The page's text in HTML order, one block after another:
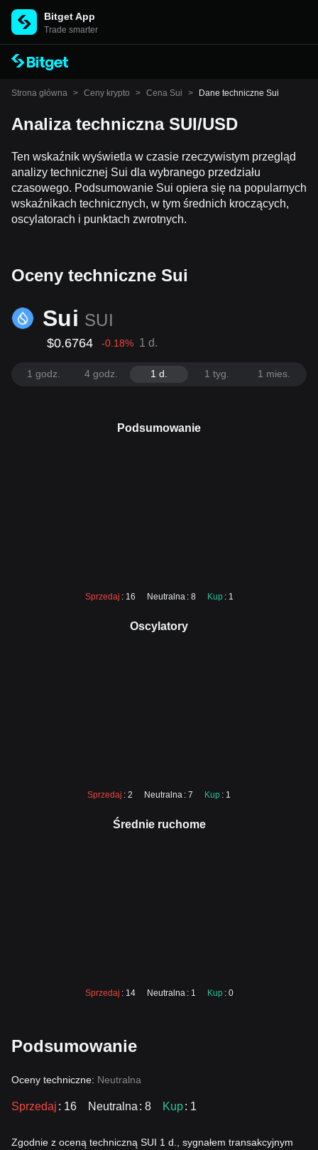
Bitget App
Trade smarter
Strona główna > Ceny krypto > Cena Sui > Dane techniczne Sui
Analiza techniczna SUI/USD
Ten wskaźnik wyświetla w czasie rzeczywistym przegląd
analizy technicznej Sui dla wybranego przedziału
czasowego. Podsumowanie Sui opiera się na popularnych
wskaźnikach technicznych, w tym średnich kroczących,
oscylatorach i punktach zwrotnych.
Oceny techniczne Sui
Sui SUI
$0.6764 -0.18% 1 d.
1 godz. 4 godz. 1 d. 1 tyg. 1 mies.
Podsumowanie
Sprzedaj : 16 Neutralna : 8 Kup : 1
Oscylatory
Sprzedaj : 2 Neutralna : 7 Kup : 1
Średnie ruchome
Sprzedaj : 14 Neutralna : 1 Kup : 0
Podsumowanie
Oceny techniczne: Neutralna
Sprzedaj : 16 Neutralna : 8 Kup: 1
Zgodnie z oceną techniczną SUI 1 d., sygnałem transakcyjnym